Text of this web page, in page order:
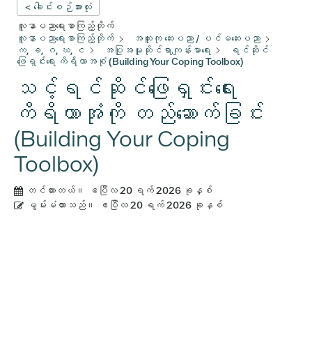
< ခေါင်းစဉ်အားလုံး
လူနာပညာရေးစာကြည့်တိုက်
လူနာပညာရေးစာကြည့်တိုက်
အထူးကု ဆေးပညာ / ပင်မဆေးပညာ
က, ခ, ဂ, ဃ, င
အပြုအမူဆိုင်ရာကျန်းမာရေး
ရင်ဆိုင်
ဖြေရှင်းရေး ကိရိယာအစုံ (Building Your Coping Toolbox)
သင့်ရင်ဆိုင်ဖြေရှင်းရေး
ကိရိယာအုံကို တည်ဆောက်ခြင်း
(Building Your Coping
Toolbox)
တင်ထားတယ်။
ဧပြီလ 20 ရက် 2026 ခုနှစ်
မွမ်းမံထားသည်။
ဧပြီလ 20 ရက် 2026 ခုနှစ်